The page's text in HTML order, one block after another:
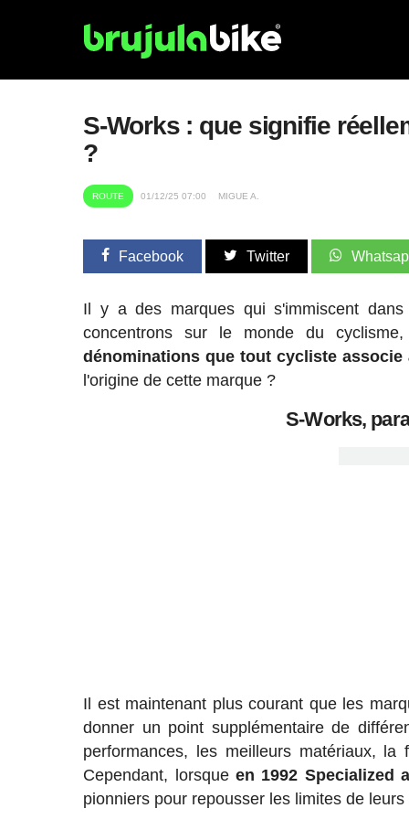
S-Works : que signifie
?
ROUTE 01/12/25 07:00 MIGUE A.
Facebook Twitter
Il y a des marques qui s'immiscent
concentrons sur le monde du
dénominations que tout cycliste
l'origine de cette marque ?
S-Works,
Il est maintenant plus courant que les
donner un point supplémentaire de
performances, les meilleurs matériaux,
Cependant, lorsqueen 1992 Specialized
pionniers pour repousser les limites de